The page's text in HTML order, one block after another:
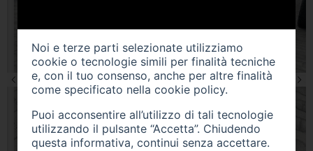
Noi e terze parti selezionate utilizziamo
cookie o tecnologie simili per finalità tecniche
e, con il tuo consenso, anche per altre finalità
come specificato nella cookie policy.
Puoi acconsentire all’utilizzo di tali tecnologie
utilizzando il pulsante “Accetta”. Chiudendo
questa informativa, continui senza accettare.